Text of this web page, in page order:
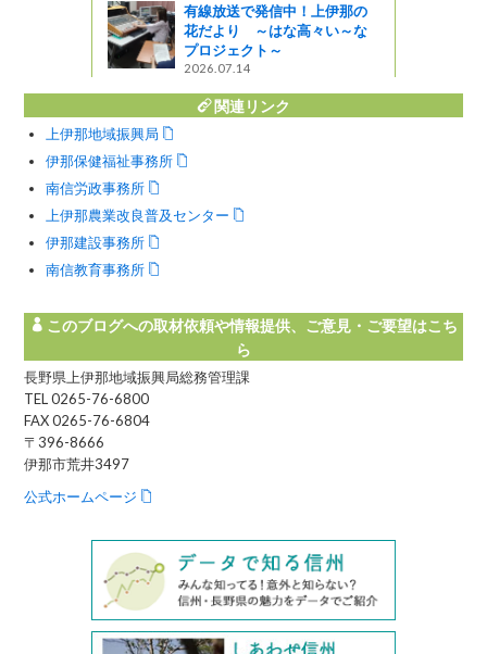
有線放送で発信中！上伊那の
花だより ～はな高々い～な
プロジェクト～
2026.07.14
関連リンク
上伊那地域振興局
伊那保健福祉事務所
南信労政事務所
上伊那農業改良普及センター
伊那建設事務所
南信教育事務所
このブログへの取材依頼や情報提供、ご意見・ご要望はこち
ら
長野県上伊那地域振興局総務管理課
TEL 0265-76-6800
FAX 0265-76-6804
〒396-8666
伊那市荒井3497
公式ホームページ